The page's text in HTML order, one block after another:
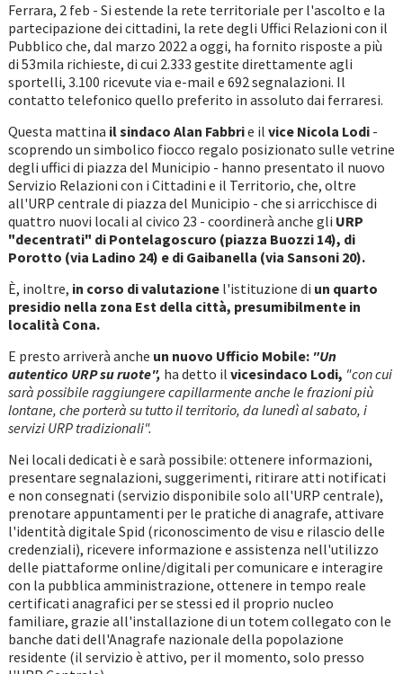
Ferrara, 2 feb - Si estende la rete territoriale per l'ascolto e la
partecipazione dei cittadini, la rete degli Uffici Relazioni con il
Pubblico che, dal marzo 2022 a oggi, ha fornito risposte a più
di 53mila richieste, di cui 2.333 gestite direttamente agli
sportelli, 3.100 ricevute via e-mail e 692 segnalazioni. Il
contatto telefonico quello preferito in assoluto dai ferraresi.
Questa mattina il sindaco Alan Fabbrie il vice Nicola Lodi-
scoprendo un simbolico fiocco regalo posizionato sulle vetrine
degli uffici di piazza del Municipio - hanno presentato il nuovo
Servizio Relazioni con i Cittadini e il Territorio, che, oltre
all'URP centrale di piazza del Municipio - che si arricchisce di
quattro nuovi locali al civico 23 - coordinerà anche gli URP
"decentrati" di Pontelagoscuro (piazza Buozzi 14), di
Porotto (via Ladino 24) e di Gaibanella (via Sansoni 20).
È, inoltre, in corso di valutazionel'istituzione di un quarto
presidio nella zona Est della città, presumibilmente in
località Cona.
E presto arriverà anche un nuovo Ufficio Mobile: "Un
autentico URP su ruote", ha detto il vicesindaco Lodi, "con cui
sarà possibile raggiungere capillarmente anche le frazioni più
lontane, che porterà su tutto il territorio, da lunedì al sabato, i
servizi URP tradizionali".
Nei locali dedicati è e sarà possibile: ottenere informazioni,
presentare segnalazioni, suggerimenti, ritirare atti notificati
e non consegnati (servizio disponibile solo all'URP centrale),
prenotare appuntamenti per le pratiche di anagrafe, attivare
l'identità digitale Spid (riconoscimento de visu e rilascio delle
credenziali), ricevere informazione e assistenza nell'utilizzo
delle piattaforme online/digitali per comunicare e interagire
con la pubblica amministrazione, ottenere in tempo reale
certificati anagrafici per se stessi ed il proprio nucleo
familiare, grazie all'installazione di un totem collegato con le
banche dati dell'Anagrafe nazionale della popolazione
residente (il servizio è attivo, per il momento, solo presso